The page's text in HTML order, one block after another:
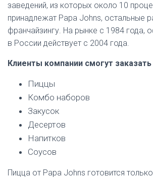
заведений, из которых около 10
принадлежат Papa Johns, остальные
франчайзингу. На рынке с 1984 года,
в России действует с 2004 года.
Клиенты компании смогут заказать
Пиццы
Комбо наборов
Закусок
Десертов
Напитков
Соусов
Пицца от Papa Johns готовится